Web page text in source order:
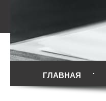
ГЛАВНАЯ